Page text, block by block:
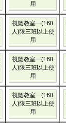
用
視聽教室一(160
人)限三班以上使
用
視聽教室一(160
人)限三班以上使
用
視聽教室一(160
人)限三班以上使
用